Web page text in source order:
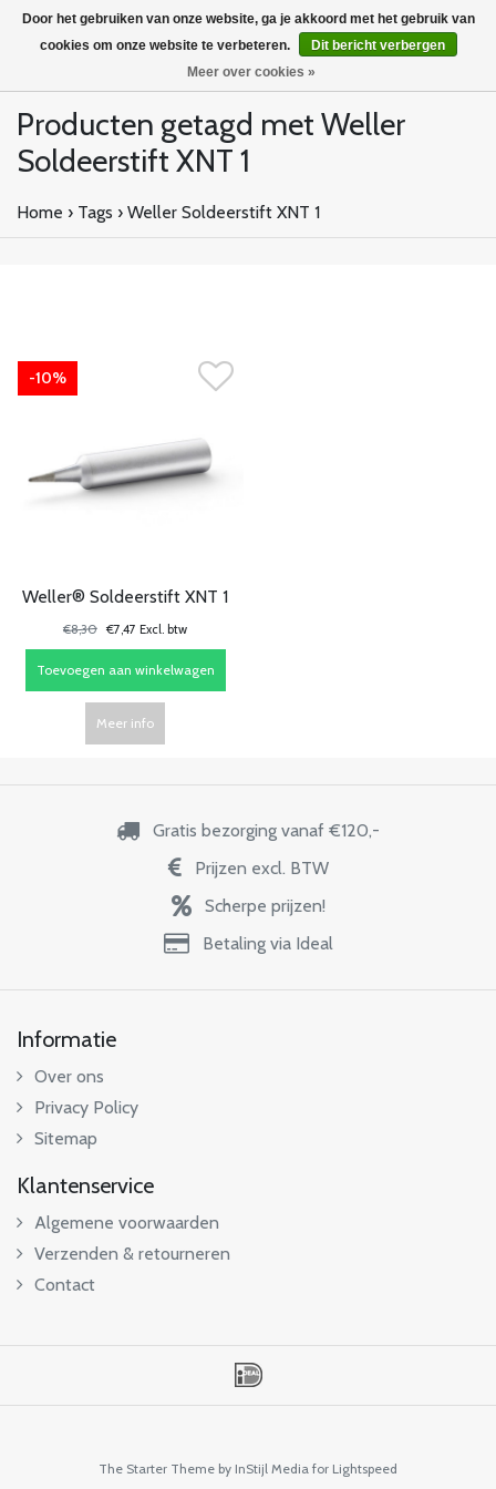
Producten getagd met Weller
Soldeerstift XNT 1
Home › Tags › Weller Soldeerstift XNT 1
-10%
Weller® Soldeerstift XNT 1
€8,30 €7,47 Excl. btw
Toevoegen aan winkelwagen
Meer info
Gratis bezorging vanaf €120,-
Prijzen excl. BTW
Scherpe prijzen!
Betaling via Ideal
Informatie
Over ons
Privacy Policy
Sitemap
Klantenservice
Algemene voorwaarden
Verzenden & retourneren
Contact
The Starter Theme by InStijl Media for Lightspeed
Door het gebruiken van onze website, ga je akkoord met het gebruik van
cookies om onze website te verbeteren.
Dit bericht verbergen
Meer over cookies »